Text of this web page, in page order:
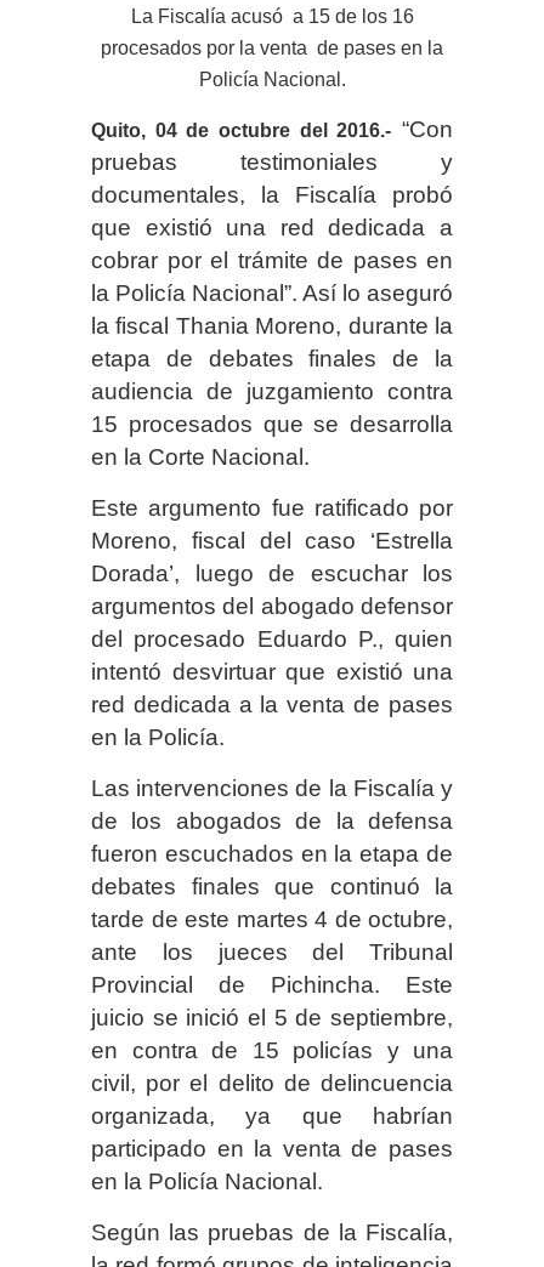
La Fiscalía acusó a 15 de los 16
procesados por la venta de pases en la
Policía Nacional.
Quito, 04 de octubre del 2016.- “Con
pruebas testimoniales y
documentales, la Fiscalía probó
que existió una red dedicada a
cobrar por el trámite de pases en
la Policía Nacional”. Así lo aseguró
la fiscal Thania Moreno, durante la
etapa de debates finales de la
audiencia de juzgamiento contra
15 procesados que se desarrolla
en la Corte Nacional.
Este argumento fue ratificado por
Moreno, fiscal del caso ‘Estrella
Dorada’, luego de escuchar los
argumentos del abogado defensor
del procesado Eduardo P., quien
intentó desvirtuar que existió una
red dedicada a la venta de pases
en la Policía.
Las intervenciones de la Fiscalía y
de los abogados de la defensa
fueron escuchados en la etapa de
debates finales que continuó la
tarde de este martes 4 de octubre,
ante los jueces del Tribunal
Provincial de Pichincha. Este
juicio se inició el 5 de septiembre,
en contra de 15 policías y una
civil, por el delito de delincuencia
organizada, ya que habrían
participado en la venta de pases
en la Policía Nacional.
Según las pruebas de la Fiscalía,